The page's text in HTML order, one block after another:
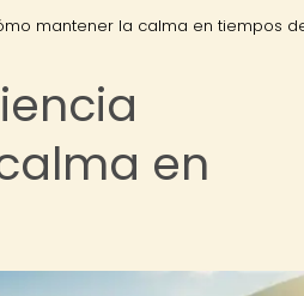
mantener la calma en tiempos
en